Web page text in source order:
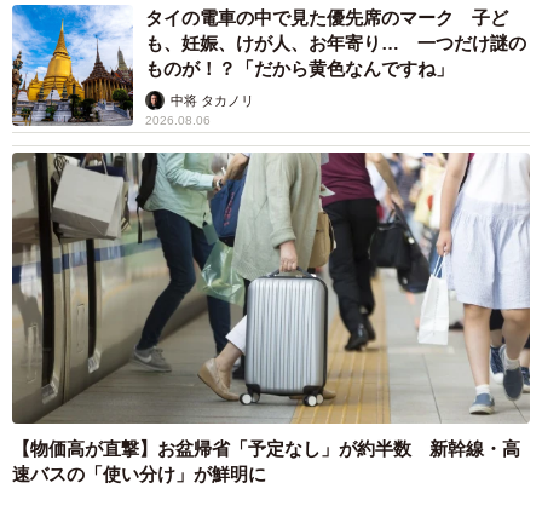
タイの電車の中で見た優先席のマーク 子ど
も、妊娠、けが人、お年寄り… 一つだけ謎の
ものが！？「だから黄色なんですね」
中将 タカノリ
2026.08.06
【物価高が直撃】お盆帰省「予定なし」が約半数 新幹線・高
速バスの「使い分け」が鮮明に